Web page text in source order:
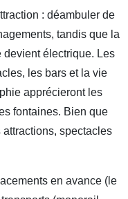
: déambuler de
tandis que la
devient électrique. Les
les bars et la vie
apprécieront les
fontaines. Bien que
spectacles
en avance (le